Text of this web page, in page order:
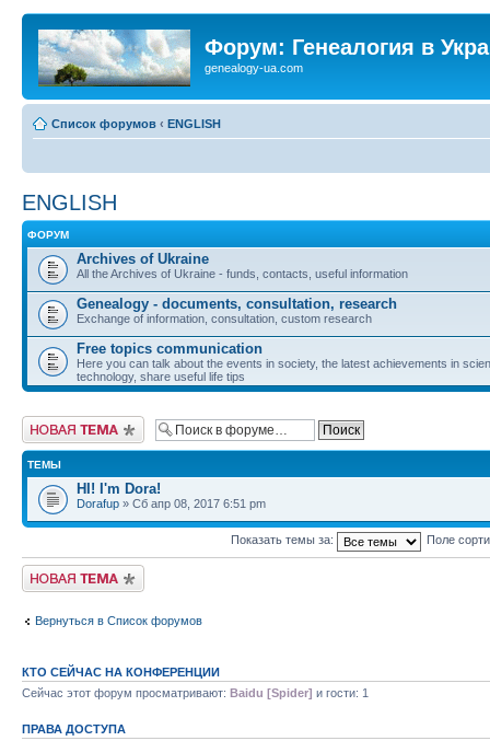
Форум: Генеалогия в
genealogy-ua.com
Список форумов ‹ ENGLISH
ENGLISH
ФОРУМ
Archives of Ukraine
All the Archives of Ukraine - funds, contacts, useful information
Genealogy - documents, consultation, research
Exchange of information, consultation, custom research
Free topics communication
Here you can talk about the events in society, the latest achievements in
technology, share useful life tips
Новая тема
ТЕМЫ
HI! I'm Dora!
Dorafup » Сб апр 08, 2017 6:51 pm
Показать темы за: Поле
Новая тема
Вернуться в Список форумов
КТО СЕЙЧАС НА КОНФЕРЕНЦИИ
Сейчас этот форум просматривают: Baidu [Spider] и гости: 1
ПРАВА ДОСТУПА